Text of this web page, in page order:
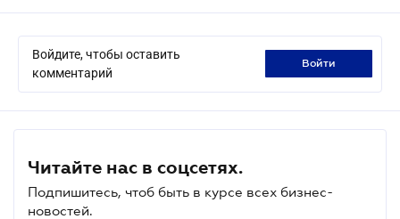
Войдите, чтобы оставить
комментарий
войти
Читайте нас в соцсетях.
Подпишитесь, чтоб быть в курсе всех бизнес-
новостей.